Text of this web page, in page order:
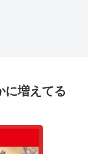
に増えてる